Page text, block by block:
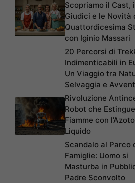
Scopriamo il Cast, i
Giudici e le Novità
Quattordicesima
con Iginio Massari
20 Percorsi di
Indimenticabili in
Un Viaggio tra
Selvaggia e
Rivoluzione
Robot che
Fiamme con l’Azoto
Liquido
Scandalo al Parco
Famiglie: Uomo si
Masturba in
Padre Sconvolto